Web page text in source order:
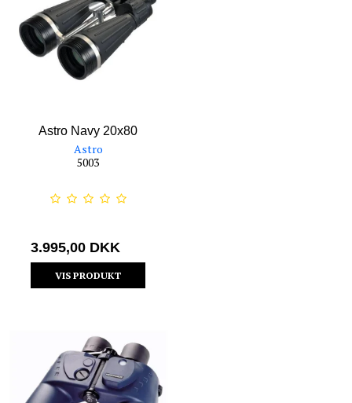
Astro Navy 20x80
Astro
5003
3.995,00 DKK
VIS PRODUKT